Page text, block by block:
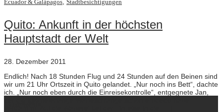
Ecuador & Galápagos Stadtbesichtigungen
Quito: Ankunft in der höchsten
Hauptstadt der Welt
28. Dezember 2011
Endlich! Nach 18 Stunden Flug und 24 Stunden auf den Beinen sind
wir um 21 Uhr Ortszeit in Quito gelandet. „Nur noch ins Bett“, dachte
ich. „Nur noch eben durch die Einreisekontrolle“, entgegnete Jan,